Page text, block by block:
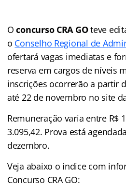
Oconcurso CRA GOteve
o Conselho Regional de
ofertará vagas imediatas e
reserva em cargos de níveis
inscrições ocorrerão a partir
até 22 de novembro no site
Remuneração varia entre R$
3.095,42. Prova está
dezembro.
Veja abaixo o índicecom
Concurso CRA GO: